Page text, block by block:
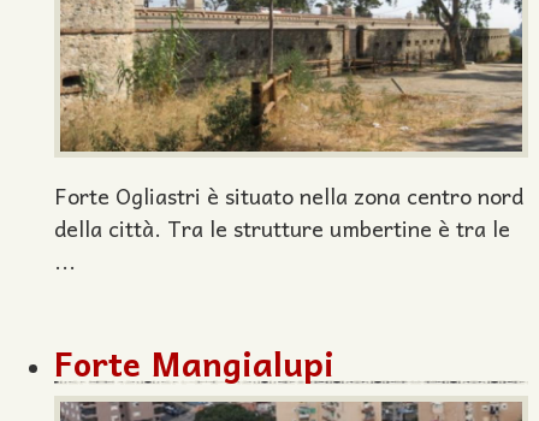
Forte Ogliastri è situato nella zona centro nord
della città. Tra le strutture umbertine è tra le
...
Forte Mangialupi